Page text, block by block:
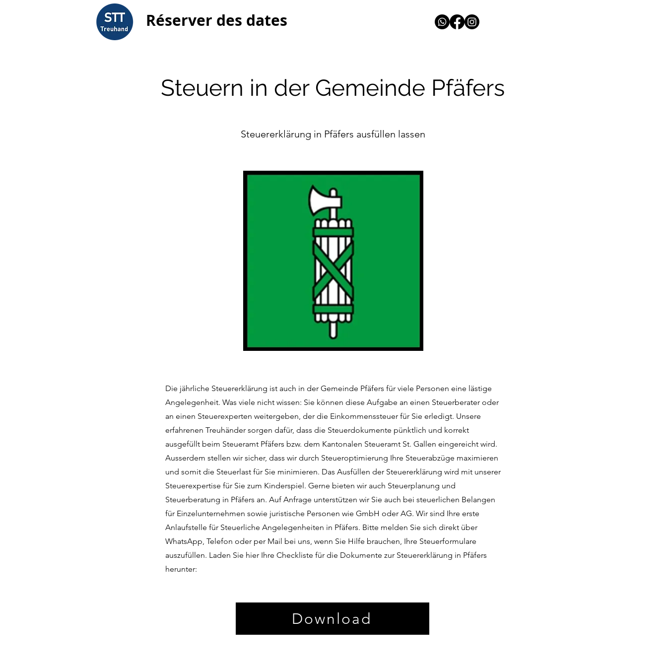
Réserver des dates
Steuern in der Gemeinde Pfäfers
Steuererklärung in Pfäfers ausfüllen lassen
Die jährliche Steuererklärung ist auch in der Gemeinde Pfäfers für viele Personen eine lästige
Angelegenheit. Was viele nicht wissen: Sie können diese Aufgabe an einen Steuerberater oder
an einen Steuerexperten weitergeben, der die Einkommenssteuer für Sie erledigt. Unsere
erfahrenen Treuhänder sorgen dafür, dass die Steuerdokumente pünktlich und korrekt
ausgefüllt beim Steueramt Pfäfers bzw. dem Kantonalen Steueramt St. Gallen eingereicht wird.
Ausserdem stellen wir sicher, dass wir durch Steueroptimierung Ihre Steuerabzüge maximieren
und somit die Steuerlast für Sie minimieren. Das Ausfüllen der Steuererklärung wird mit unserer
Steuerexpertise für Sie zum Kinderspiel. Gerne bieten wir auch Steuerplanung und
Steuerberatung in Pfäfers an. Auf Anfrage unterstützen wir Sie auch bei steuerlichen Belangen
für Einzelunternehmen sowie juristische Personen wie GmbH oder AG. Wir sind Ihre erste
Anlaufstelle für Steuerliche Angelegenheiten in Pfäfers. Bitte melden Sie sich direkt über
WhatsApp, Telefon oder per Mail bei uns, wenn Sie Hilfe brauchen, Ihre Steuerformulare
auszufüllen. Laden Sie hier Ihre Checkliste für die Dokumente zur Steuererklärung in Pfäfers
herunter:
Download